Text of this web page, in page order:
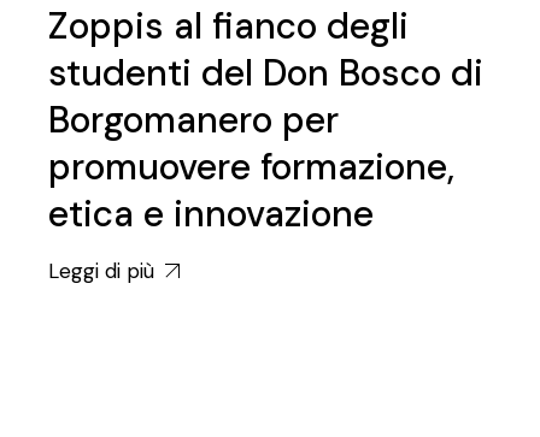
Zoppis al fianco degli
studenti del Don Bosco di
Borgomanero per
promuovere formazione,
etica e innovazione
Leggi di più